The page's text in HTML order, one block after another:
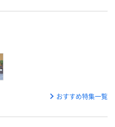
おすすめ特集一覧